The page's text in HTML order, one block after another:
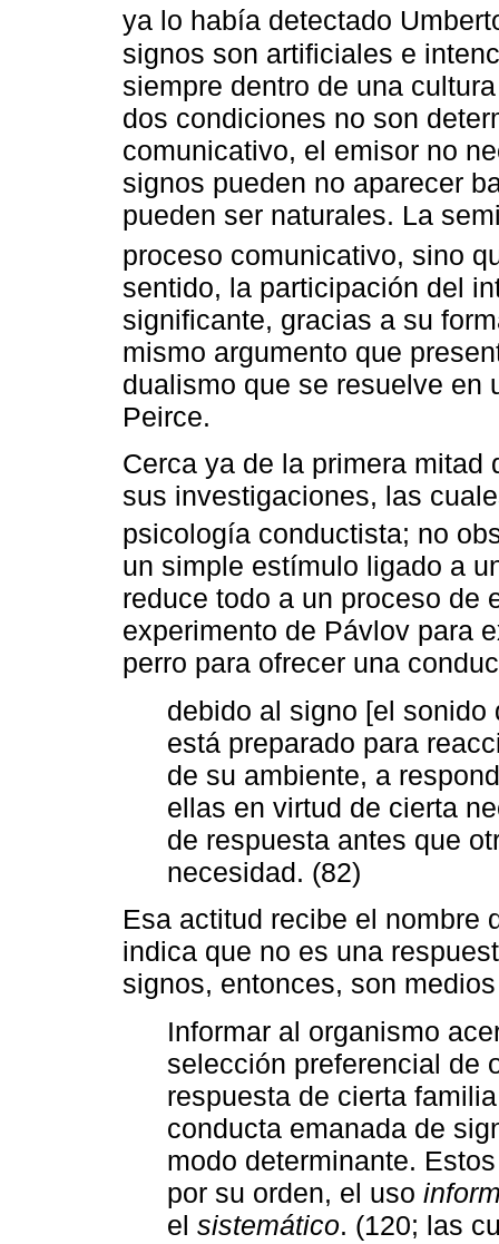
ya lo había detectado
signos son artificiales e
siempre dentro de una
dos condiciones no son
comunicativo, el emisor no
signos pueden no aparecer
pueden ser naturales. La
proceso comunicativo, sino
sentido, la participación del
significante, gracias a su
mismo argumento que
dualismo que se resuelve en
Peirce.
Cerca ya de la primera
sus investigaciones, las
psicología conductista; no
un simple estímulo ligado a
reduce todo a un proceso de
experimento de Pávlov para
perro para ofrecer una
debido al signo [el
está preparado para
de su ambiente, a
ellas en virtud de cierta
de respuesta antes que
necesidad. (82)
Esa actitud recibe el nombre
indica que no es una
signos, entonces, son
Informar al organismo
selección preferencial de
respuesta de cierta
conducta emanada de
modo determinante.
por su orden, el uso
el sistemático. (120; las